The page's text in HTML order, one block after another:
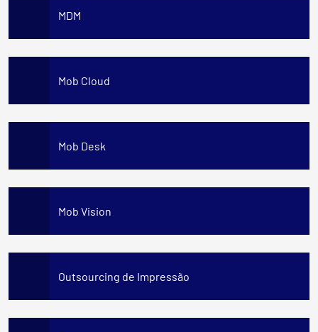
MDM
Mob Cloud
Mob Desk
Mob Vision
Outsourcing de Impressão